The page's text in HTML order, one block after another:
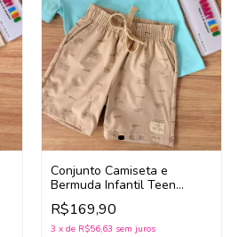
Conjunto Camiseta e
Bermuda Infantil Teen
Menino Divertto 27428
(Azul/Bege)
R$169,90
3 x de R$56,63 sem juros